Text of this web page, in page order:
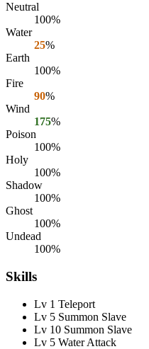
Neutral
100%
Water
25%
Earth
100%
Fire
90%
Wind
175%
Poison
100%
Holy
100%
Shadow
100%
Ghost
100%
Undead
100%
Skills
Lv 1 Teleport
Lv 5 Summon Slave
Lv 10 Summon Slave
Lv 5 Water Attack